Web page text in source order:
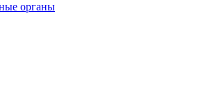
органы